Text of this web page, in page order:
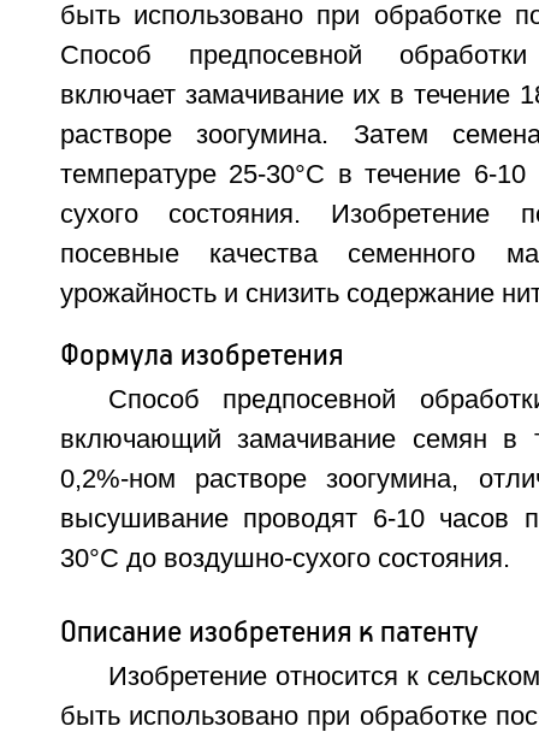
быть использовано при обработке
Способ предпосевной
включает замачивание их в течение
растворе зоогумина. Затем
температуре 25-30°С в течение 6-
сухого состояния. Изобретение
посевные качества семенного
урожайность и снизить содержание
Формула изобретения
Способ предпосевной
включающий замачивание семян в
0,2%-ном растворе зоогумина,
высушивание проводят 6-10 часов
30°С до воздушно-сухого состояния.
Описание изобретения к патенту
Изобретение относится к
быть использовано при обработке